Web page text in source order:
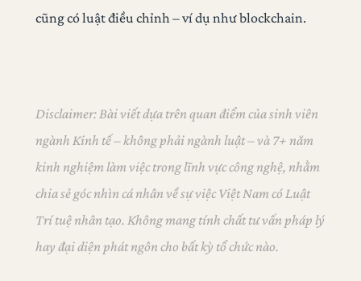
cũng có luật điều chỉnh – ví dụ như blockchain.
Disclaimer: Bài viết dựa trên quan điểm của sinh viên
ngành Kinh tế – không phải ngành luật – và 7+ năm
kinh nghiệm làm việc trong lĩnh vực công nghệ, nhằm
chia sẻ góc nhìn cá nhân về sự việc Việt Nam có Luật
Trí tuệ nhân tạo. Không mang tính chất tư vấn pháp lý
hay đại diện phát ngôn cho bất kỳ tổ chức nào.